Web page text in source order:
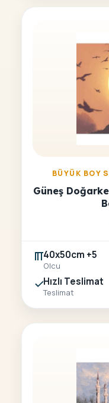
BÜYÜK BOY
Güneş
40x50cm +5
Olcu
Hızlı Teslimat
Teslimat